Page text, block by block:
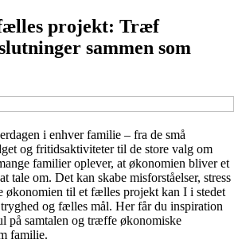
projekt: Træf
sammen som
i enhver familie – fra de små
og fritidsaktiviteter til de store valg om
familier oplever, at økonomien bliver et
tale om. Det kan skabe misforståelser, stress
økonomien til et fælles projekt kan I i stedet
og fælles mål. Her får du inspiration
på samtalen og træffe økonomiske
familie.